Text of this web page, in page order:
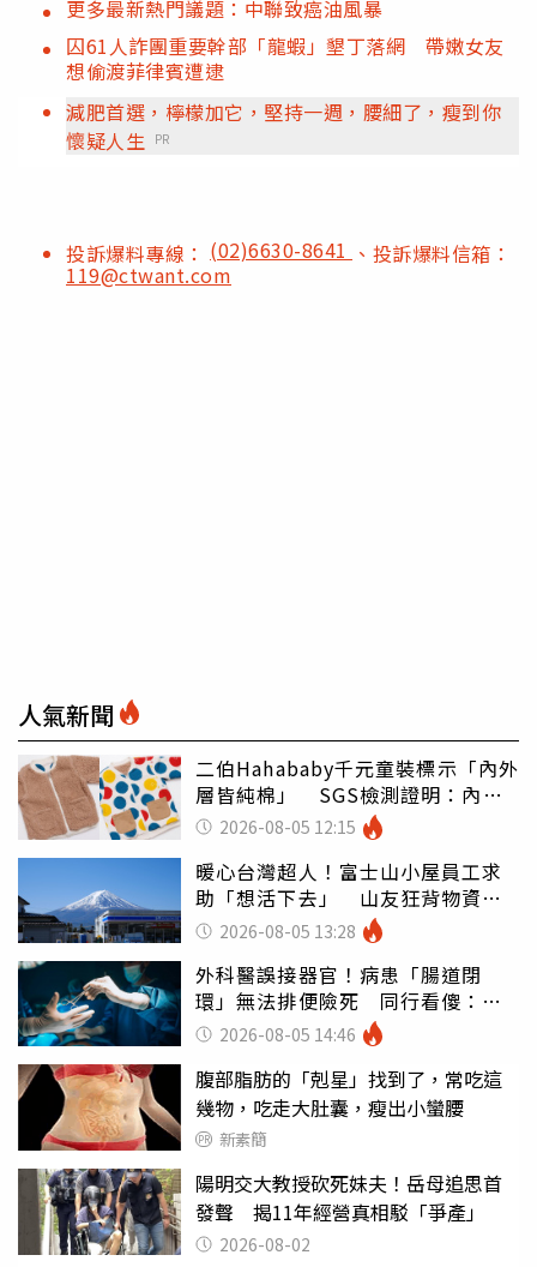
更多最新熱門議題：中聯致癌油風暴
囚61人詐團重要幹部「龍蝦」墾丁落網 帶嫩女友
想偷渡菲律賓遭逮
減肥首選，檸檬加它，堅持一週，腰細了，瘦到你
懷疑人生
PR
投訴爆料專線： (02)6630-8641 、投訴爆料信箱：
119@ctwant.com
人氣新聞
二伯Hahababy千元童裝標示「內外
層皆純棉」 SGS檢測證明：內裡
100%聚酯纖維
2026-08-05 12:15
暖心台灣超人！富士山小屋員工求
助「想活下去」 山友狂背物資上
山：台灣真的是寶島
2026-08-05 13:28
外科醫誤接器官！病患「腸道閉
環」無法排便險死 同行看傻：糟
糕至極
2026-08-05 14:46
腹部脂肪的「剋星」找到了，常吃這
幾物，吃走大肚囊，瘦出小蠻腰
新素簡
陽明交大教授砍死妹夫！岳母追思首
發聲 揭11年經營真相駁「爭產」
2026-08-02